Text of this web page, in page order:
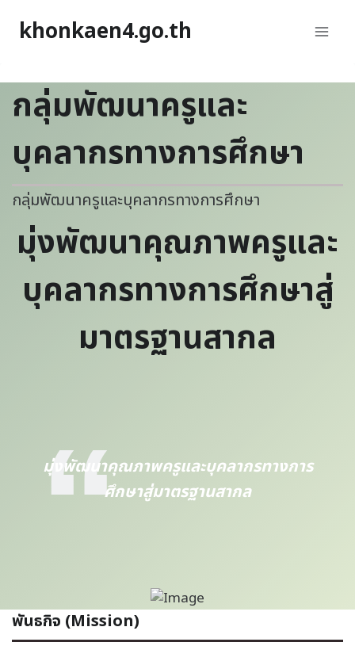
khonkaen4.go.th
กลุ่มพัฒนาครูและ
บุคลากรทางการศึกษา
กลุ่มพัฒนาครูและบุคลากรทางการศึกษา
มุ่งพัฒนาคุณภาพครูและ
บุคลากรทางการศึกษาสู่
มาตรฐานสากล
มุ่งพัฒนาคุณภาพครูและบุคลากรทางการ
ศึกษาสู่มาตรฐานสากล
พันธกิจ (Mission)